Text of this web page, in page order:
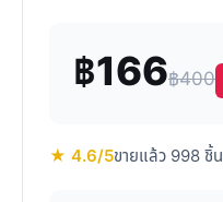
฿166฿400
★ 4.6/5ขายแล้ว 998 ชิ้น